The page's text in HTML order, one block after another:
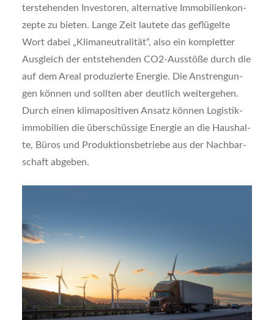
ter­ste­hen­den Inves­to­ren, alter­na­ti­ve Immo­bi­li­en­kon­
zep­te zu bie­ten. Lan­ge Zeit lau­te­te das geflü­gel­te
Wort dabei „Kli­ma­neu­tra­li­tät“, also ein kom­plet­ter
Aus­gleich der ent­ste­hen­den CO2-Aus­stö­ße durch die
auf dem Are­al pro­du­zier­te Ener­gie. Die Anstren­gun­
gen kön­nen und soll­ten aber deut­lich wei­ter­ge­hen.
Durch einen kli­ma­po­si­ti­ven Ansatz kön­nen Logis­tik­
im­mo­bi­li­en die über­schüs­si­ge Ener­gie an die Haus­hal­
te, Büros und Pro­duk­ti­ons­be­trie­be aus der Nach­bar­
schaft abge­ben.